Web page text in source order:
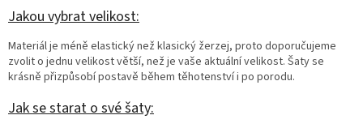
Jakou vybrat velikost:
Materiál je méně elastický než klasický žerzej, proto doporučujeme
zvolit o jednu velikost větší, než je vaše aktuální velikost. Šaty se
krásně přizpůsobí postavě během těhotenství i po porodu.
Jak se starat o své šaty: